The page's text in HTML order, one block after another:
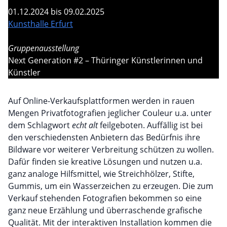
01.12.2024 bis 09.02.2025
Kunsthalle Erfurt
Gruppenausstellung
Next Generation #2 – Thüringer Künstlerinnen und
Künstler
Auf Online-Verkaufsplattformen werden in rauen
Mengen Privatfotografien jeglicher Couleur u.a. unter
dem Schlagwortecht altfeilgeboten. Auffällig ist bei
den verschiedensten Anbietern das Bedürfnis ihre
Bildware vor weiterer Verbreitung schützen zu wollen.
Dafür finden sie kreative Lösungen und nutzen u.a.
ganz analoge Hilfsmittel, wie Streichhölzer, Stifte,
Gummis, um ein Wasserzeichen zu erzeugen. Die zum
Verkauf stehenden Fotografien bekommen so eine
ganz neue Erzählung und überraschende grafische
Qualität. Mit der interaktiven Installation kommen die